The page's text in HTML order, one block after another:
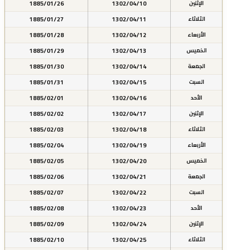
الإثنين 1302/04/10
1885/01/26
الثلاثاء 1302/04/11
1885/01/27
الأربعاء 1302/04/12
1885/01/28
الخميس 1302/04/13
1885/01/29
الجمعة 1302/04/14
1885/01/30
السبت 1302/04/15
1885/01/31
الأحد 1302/04/16
1885/02/01
الإثنين 1302/04/17
1885/02/02
الثلاثاء 1302/04/18
1885/02/03
الأربعاء 1302/04/19
1885/02/04
الخميس 1302/04/20
1885/02/05
الجمعة 1302/04/21
1885/02/06
السبت 1302/04/22
1885/02/07
الأحد 1302/04/23
1885/02/08
الإثنين 1302/04/24
1885/02/09
الثلاثاء 1302/04/25
1885/02/10